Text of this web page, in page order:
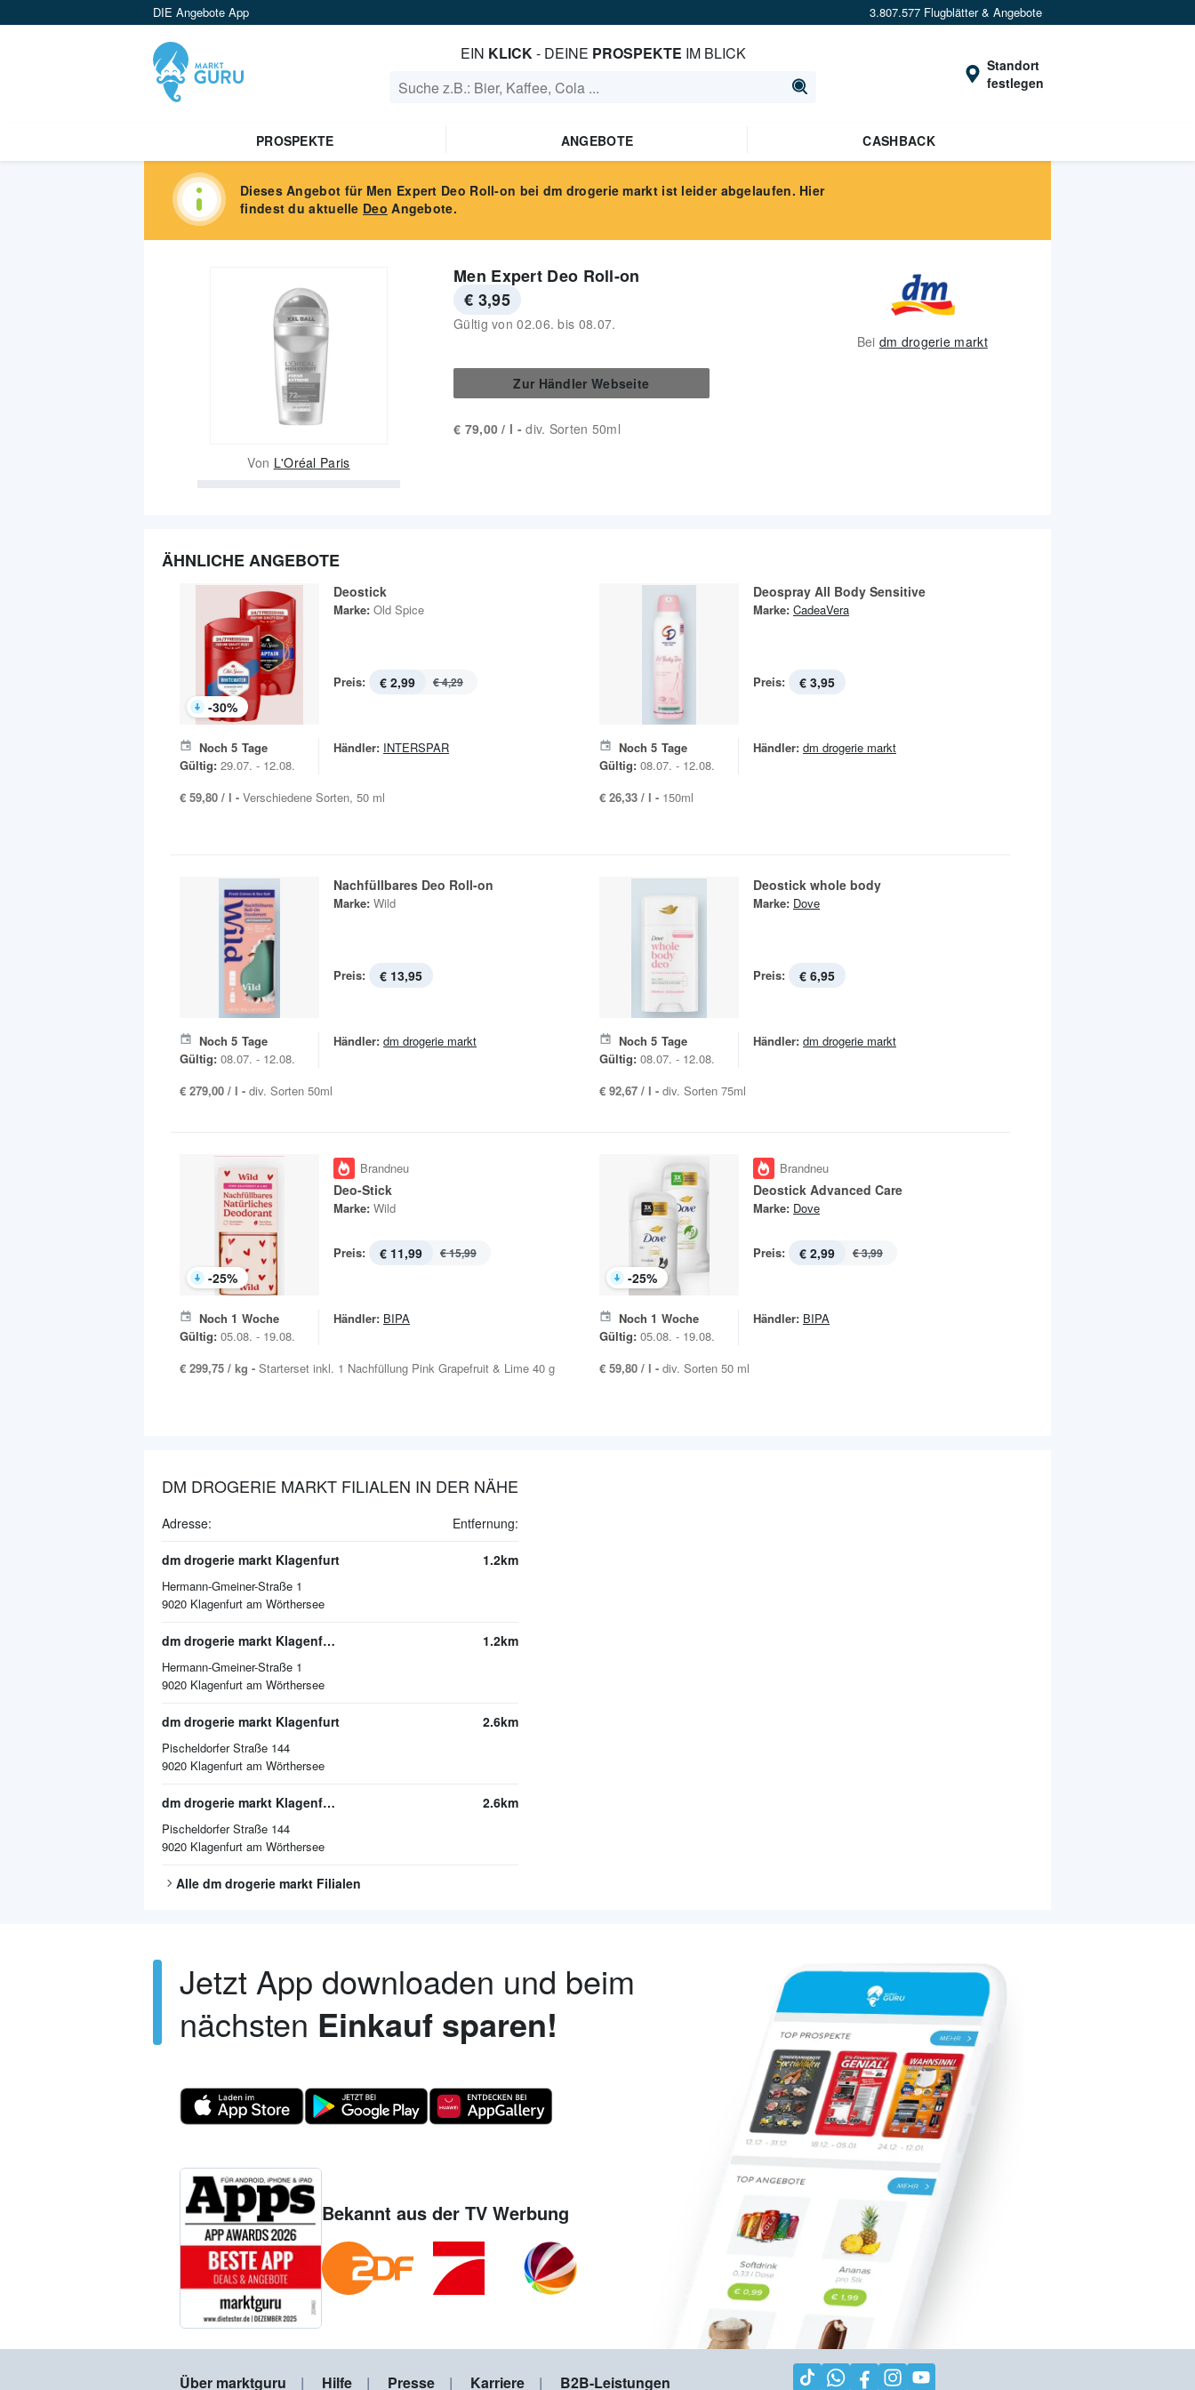
DIE Angebote App 3.807.577 Flugblätter & Angebote
EIN KLICK- DEINE PROSPEKTE IM BLICK
Standort
festlegen
PROSPEKTE ANGEBOTE CASHBACK
Dieses Angebot für Men Expert Deo Roll-on bei dm drogerie marktist leider abgelaufen. Hier
findest du aktuelle Deo Angebote.
Von L'Oréal Paris
Men Expert Deo Roll-on
€ 3,95
Gültig von02.06. bis 08.07.
Bei dm drogerie markt
Zur Händler Webseite
€ 79,00 / l -div. Sorten 50ml
ÄHNLICHE ANGEBOTE
-30%
Deostick
Marke: Old Spice
Preis: € 2,99 € 4,29
Noch 5 Tage
Gültig: 29.07. - 12.08.
Händler: INTERSPAR
€ 59,80 / l - Verschiedene Sorten, 50 ml
Deospray All Body Sensitive
Marke: CadeaVera
Preis: € 3,95
Noch 5 Tage
Gültig: 08.07. - 12.08.
Händler: dm drogerie markt
€ 26,33 / l - 150ml
Nachfüllbares Deo Roll-on
Marke: Wild
Preis: € 13,95
Noch 5 Tage
Gültig: 08.07. - 12.08.
Händler: dm drogerie markt
€ 279,00 / l - div. Sorten 50ml
Deostick whole body
Marke: Dove
Preis: € 6,95
Noch 5 Tage
Gültig: 08.07. - 12.08.
Händler: dm drogerie markt
€ 92,67 / l - div. Sorten 75ml
-25%
Brandneu
Deo-Stick
Marke: Wild
Preis: € 11,99 € 15,99
Noch 1 Woche
Gültig: 05.08. - 19.08.
Händler: BIPA
€ 299,75 / kg - Starterset inkl. 1 Nachfüllung Pink Grapefruit & Lime 40 g
-25%
Brandneu
Deostick Advanced Care
Marke: Dove
Preis: € 2,99 € 3,99
Noch 1 Woche
Gültig: 05.08. - 19.08.
Händler: BIPA
€ 59,80 / l - div. Sorten 50 ml
DM DROGERIE MARKT FILIALEN IN DER NÄHE
Adresse: Entfernung:
dm drogerie markt Klagenfurt
Hermann-Gmeiner-Straße 1
9020 Klagenfurt am Wörthersee
1.2km
dm drogerie markt Klagenfurt am Wörthersee
Hermann-Gmeiner-Straße 1
9020 Klagenfurt am Wörthersee
1.2km
dm drogerie markt Klagenfurt
Pischeldorfer Straße 144
9020 Klagenfurt am Wörthersee
2.6km
dm drogerie markt Klagenfurt am Wörthersee
Pischeldorfer Straße 144
9020 Klagenfurt am Wörthersee
2.6km
Alle dm drogerie markt Filialen
Jetzt App downloaden und beim
nächsten Einkauf sparen!
Bekannt aus der TV Werbung
Über marktguru Hilfe Presse Karriere B2B-Leistungen